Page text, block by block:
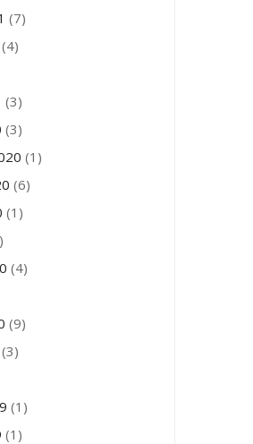
(7)
(4)
(3)
(3)
(1)
(6)
(1)
(4)
(9)
(3)
(1)
(1)